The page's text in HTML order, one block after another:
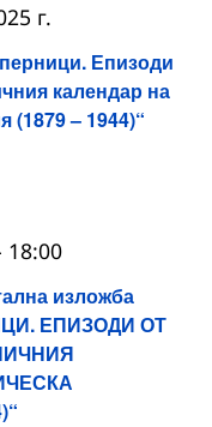
Епизоди
календар на
(1879 – 1944)“
г.
изложба
ЕПИЗОДИ ОТ
18:00